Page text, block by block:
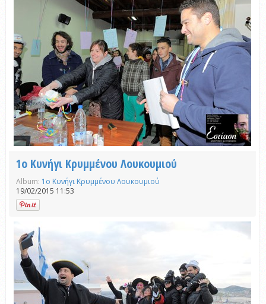
1ο Κυνήγι Κρυμμένου Λουκουμιού
Album: 1ο Κυνήγι Κρυμμένου Λουκουμιού
19/02/2015 11:53